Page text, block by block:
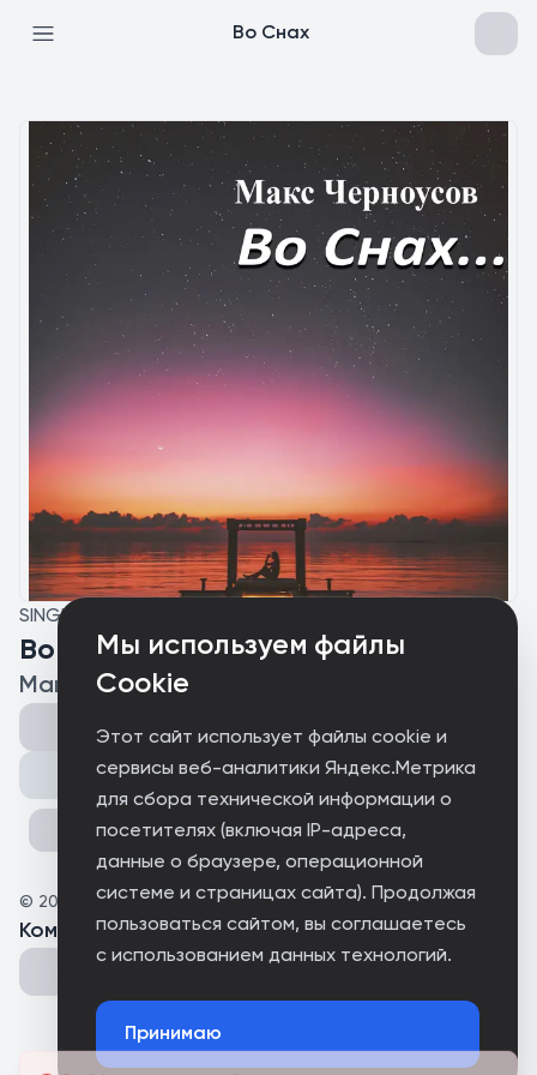
Мы используем файлы
Cookie
Этот сайт использует файлы cookie и
сервисы веб-аналитики Яндекс.Метрика
для сбора технической информации о
посетителях (включая IP-адреса,
данные о браузере, операционной
системе и страницах сайта). Продолжая
пользоваться сайтом, вы соглашаетесь
с использованием данных технологий.
Принимаю
Во Снах
SINGLE
Во Снах
Макс Черноусов
Поделиться
© 2026 МаксМиксПро
Комментарии(0 )
Could not connect to the server.